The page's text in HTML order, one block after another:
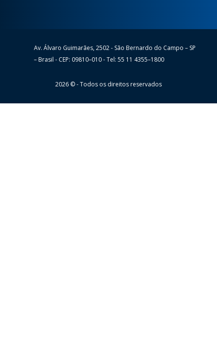
WheatonAv. Álvaro Guimarães, 2502 - São Bernardo do Campo – SP
– Brasil - CEP: 09810–010 - Tel: 55 11 4355–1800
2026 © - Todos os direitos reservados